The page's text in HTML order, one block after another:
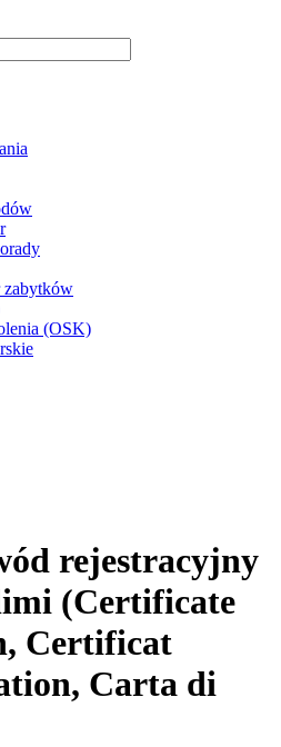
zabytków
(OSK)
rejestracyjny
(Certificate
Certificat
Carta di